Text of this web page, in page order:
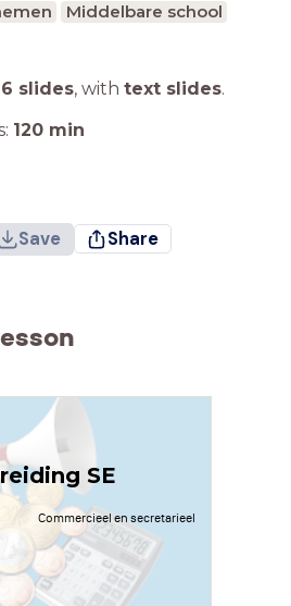
Middelbare school
6 slides, with text slides.
120 min
Save Share
SE
Commercieel en secretarieel